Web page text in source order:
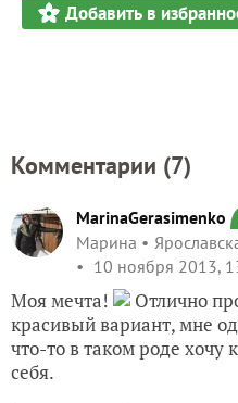
Добавить в
Комментарии (7)
MarinaGerasimenko
Марина
10 ноября 2013,
Моя мечта!
Отлично
красивый вариант, мне
что-то в таком роде хочу
себя.